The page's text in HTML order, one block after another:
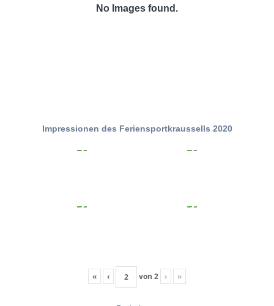
No Images found.
Impressionen des Feriensportkraussells 2020
« ‹ von 2 › »